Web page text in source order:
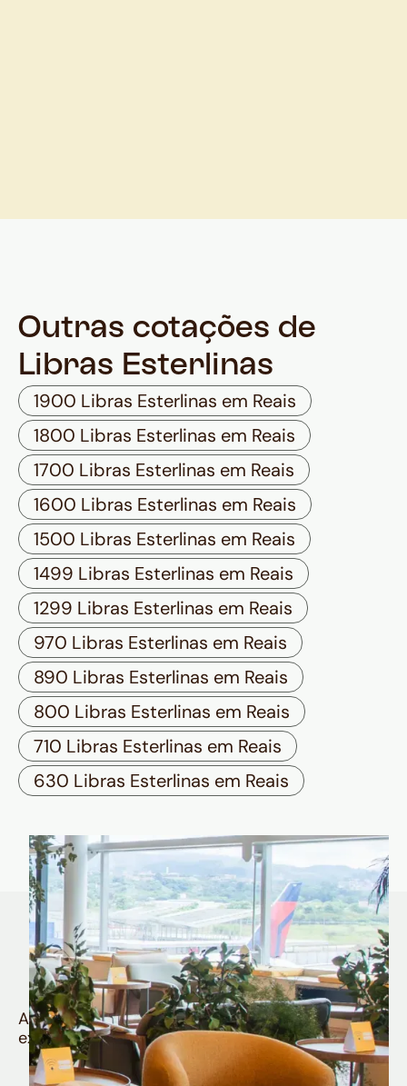
Outras cotações de
Libras Esterlinas
1900 Libras Esterlinas em Reais
1800 Libras Esterlinas em Reais
1700 Libras Esterlinas em Reais
1600 Libras Esterlinas em Reais
1500 Libras Esterlinas em Reais
1499 Libras Esterlinas em Reais
1299 Libras Esterlinas em Reais
970 Libras Esterlinas em Reais
890 Libras Esterlinas em Reais
800 Libras Esterlinas em Reais
710 Libras Esterlinas em Reais
630 Libras Esterlinas em Reais
Quem é Nomad tem
muito mais
Aproveite todos os benefícios e vantagens
exclusivas da sua Conta Internacional